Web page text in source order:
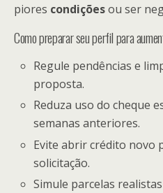
piores condiçõesou ser
Como preparar seu perfil para
Regule pendências e
proposta.
Reduza uso do cheque
semanas anteriores.
Evite abrir crédito novo
solicitação.
Simule parcelas